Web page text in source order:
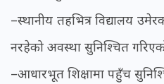
–स्थानीय तहभित्र विद्यालय
नरहेको अवस्था सुनिश्चित
–आधारभूत शिक्षामा पहुँच